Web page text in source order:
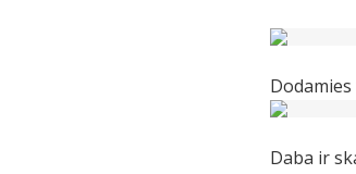
Daba ir